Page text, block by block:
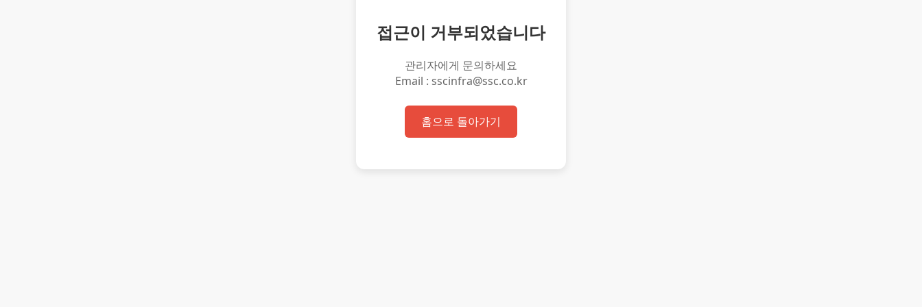
접근이 거부되었습니다
관리자에게 문의하세요
Email : sscinfra@ssc.co.kr
홈으로 돌아가기